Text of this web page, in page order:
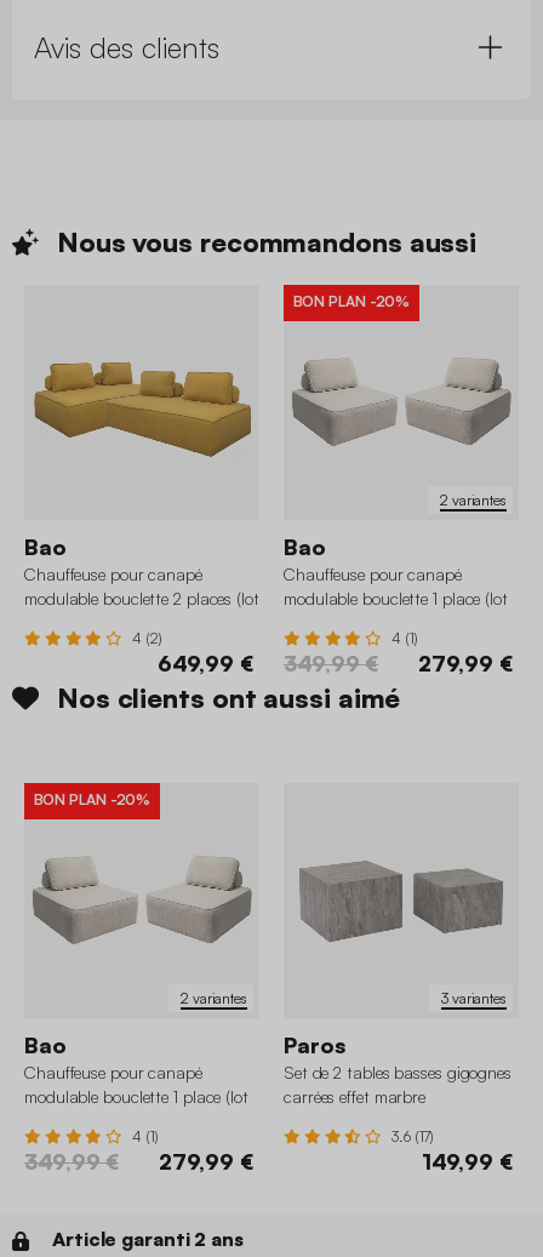
Avis des clients
Nous vous recommandons aussi
Bao
Chauffeuse pour canapé
modulable bouclette 2 places (lot
4 (2)
649,99 €
2 variantes
BON PLAN -20%
Bao
Chauffeuse pour canapé
modulable bouclette 1 place (lot
4 (1)
349,99 € 279,99 €
Nos clients ont aussi aimé
2 variantes
BON PLAN -20%
Bao
Chauffeuse pour canapé
modulable bouclette 1 place (lot
4 (1)
349,99 € 279,99 €
3 variantes
Paros
Set de 2 tables basses gigognes
carrées effet marbre
3.6 (17)
149,99 €
Article garanti 2 ans